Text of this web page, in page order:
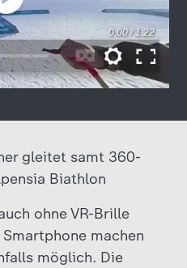
gleitet samt 360-
Biathlon
ohne VR-Brille
machen
möglich. Die